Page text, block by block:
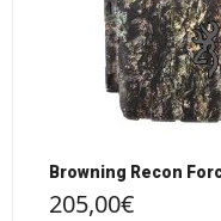
Browning Recon
205,00€